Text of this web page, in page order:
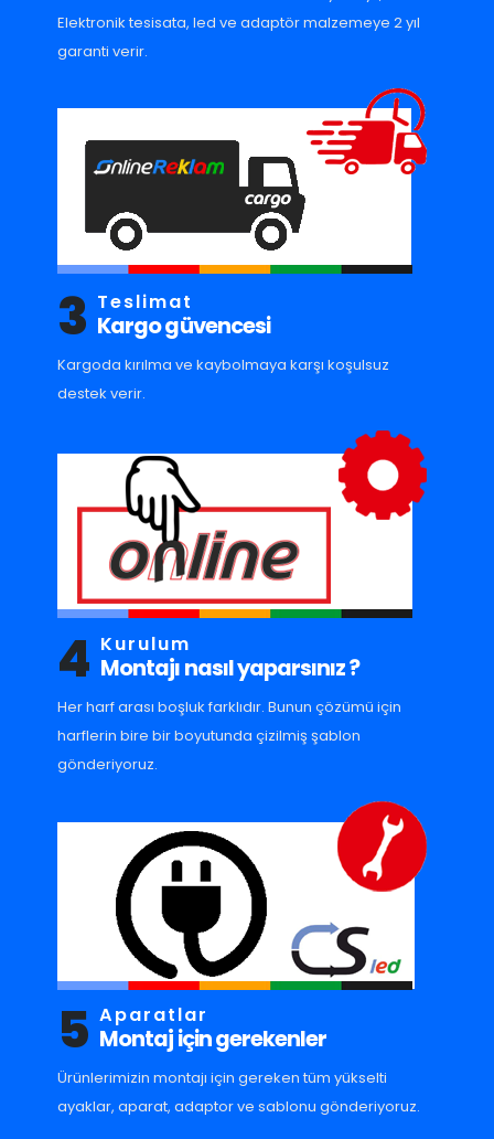
Elektronik tesisata, led ve adaptör malzemeye 2 yıl
garanti verir.
3 Teslimat
Kargo güvencesi
Kargoda kırılma ve kaybolmaya karşı koşulsuz
destek verir.
4 Kurulum
Montajı nasıl yaparsınız ?
Her harf arası boşluk farklıdır. Bunun çözümü için
harflerin bire bir boyutunda çizilmiş şablon
gönderiyoruz.
5 Aparatlar
Montaj için gerekenler
Ürünlerimizin montajı için gereken tüm yükselti
ayaklar, aparat, adaptor ve sablonu gönderiyoruz.